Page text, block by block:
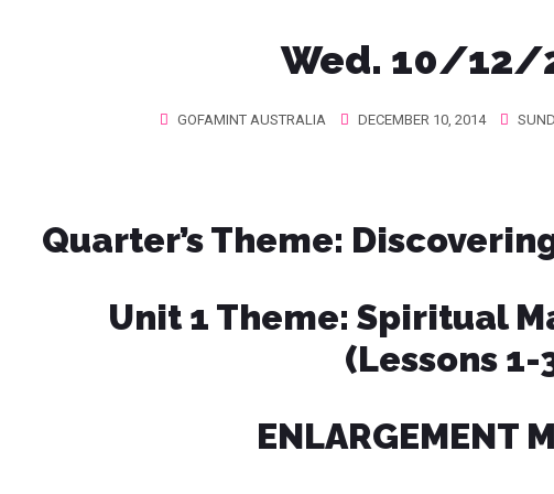
Wed. 10/12/
GOFAMINT AUSTRALIA DECEMBER 10, 2014
Quarter’s Theme:
Unit 1 Theme: Spiritual
(Lessons 1-
ENLARGEMENT